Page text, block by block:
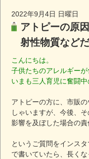
2022年9月4日 日曜日
アトピーの原
射性物質など
こんにちは。
子供たちのアレルギーが
いまも三人育児に奮闘中
アトピーの方に、市販
しゃいますが、今後、
影響を及ぼした場合の責
というご質問をインス
で書いていたら、長く